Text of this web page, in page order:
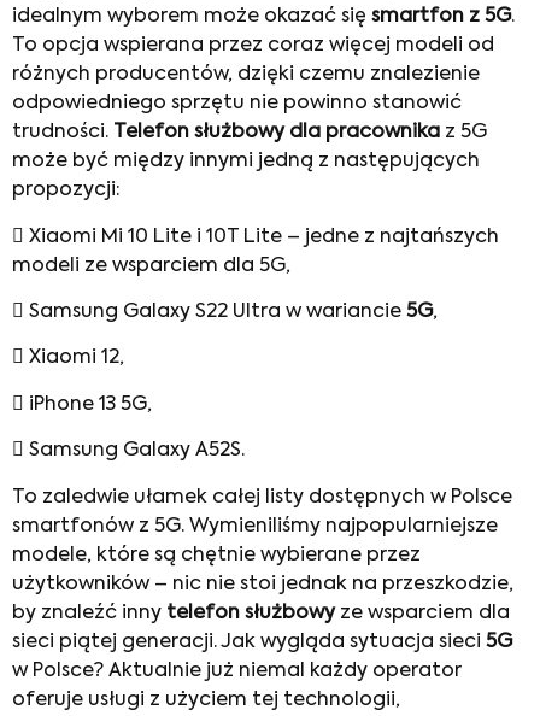
idealnym wyborem może okazać się smartfon z 5G.
To opcja wspierana przez coraz więcej modeli od
różnych producentów, dzięki czemu znalezienie
odpowiedniego sprzętu nie powinno stanowić
trudności. Telefon służbowy dla pracownika z 5G
może być między innymi jedną z następujących
propozycji:
 Xiaomi Mi 10 Lite i 10T Lite – jedne z najtańszych
modeli ze wsparciem dla 5G,
 Samsung Galaxy S22 Ultra w wariancie 5G,
 Xiaomi 12,
 iPhone 13 5G,
 Samsung Galaxy A52S.
To zaledwie ułamek całej listy dostępnych w Polsce
smartfonów z 5G. Wymieniliśmy najpopularniejsze
modele, które są chętnie wybierane przez
użytkowników – nic nie stoi jednak na przeszkodzie,
by znaleźć inny telefon służbowyze wsparciem dla
sieci piątej generacji. Jak wygląda sytuacja sieci 5G
w Polsce? Aktualnie już niemal każdy operator
oferuje usługi z użyciem tej technologii,